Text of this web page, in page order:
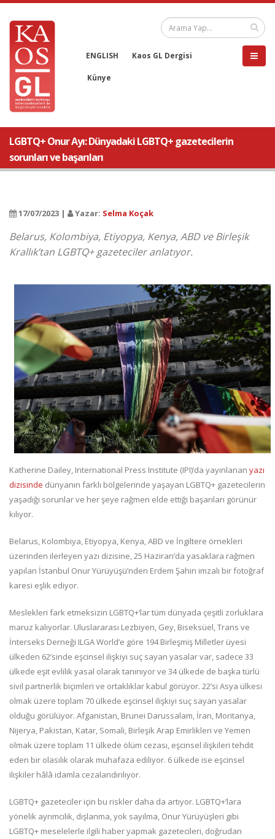
ENGLISH Kaos GL Dergisi
Künye
LGBTQ+ Onur Ayı: Dünyadaki LGBTQ+ gazetecilerin
sorunları ve başarıları
17/07/2023 | Yazar: Selma Koçak
Belarus, Kolombiya, Etiyopya, Kenya, ABD ve Birleşik
Krallık’tan LGBTQ+ gazeteciler anlatıyor.
Katherine Dailey, International Press Institute (IPI)’da yayınlanan yazı
dizisinde dünyanın farklı bölgelerinde yaşayan LGBTQ+ gazetecilerin
yaşadığı sorunlar ve her şeye rağmen elde ettiği başarıları görünür
kılıyor.
Belarus, Kolombiya, Etiyopya, Kenya, ABD ve İngiltere örnekleri
üzerinden ilerleyen yazı dizisine, 25 Haziran’da yasaklara rağmen
yapılan İstanbul Onur Yürüyüşü’nden Erdem Şahin imzalı bir fotoğraf
karesi eşlik ediyor.
Meslekleri fark etmeksizin LGBTQ+’lar tüm dünyada çeşitli zorluklara
maruz kalıyorlar. Uluslararası Lezbiyen, Gey, Biseksüel, Trans ve
İnterseks Derneği ILGA World’e göre 194 Birleşmiş Milletler üyesi
ülkeden 62’sinde eşcinsel ilişkiyi suç sayan yasalar var, sadece 33
ülkede eşit evlilik yasal olarak tanınıyor ve 34 ülkede de başka türlü
sivil partnerlik biçimleri ve ortaklıklar kabul görüyor. 22’si Asya ülkesi
olmak üzere toplam 70 ülkede eşcinsel ilişkiyi suç sayan yasalar
olduğu görülüyor. Afganistan, Brunei Darussalam, İran, Moritanya,
Nijerya, Pakistan, Katar, Somali, Birleşik Arap Emirlikleri ve Yemen
olmak üzere toplam 11 ülkede ölüm cezası, eşcinsel ilişkileri tehdit
eden bir olasılık olarak muhafaza ediliyor. 6 ülkede ise eşcinsel
ilişkiler hâlâ idamla cezalandırılıyor.
LGBTQ+ gazeteciler için bu riskler daha da artıyor. LGBTQ+’lara
yönelik ayrımcılık, dışlanma, yok sayılma, Onur Yürüyüşleri gibi
LGBTQ+ meselelerle ilgili haber yapmak gazetecileri, doğrudan